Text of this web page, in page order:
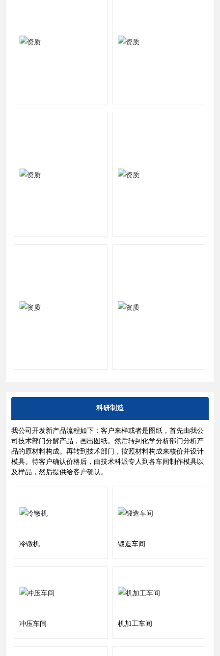
科研制造
我公司开发新产品流程如下：客户来样或者是图纸，首先由我公
司技术部门分解产品，画出图纸。然后转到化学分析部门分析产
品的原材料构成。再转到技术部门，按照材料构成来核价并设计
模具。待客户确认价格后，由技术科派专人到各车间制作模具以
及样品，然后提供给客户确认。
冷镦机 锻造车间
冲压车间 机加工车间